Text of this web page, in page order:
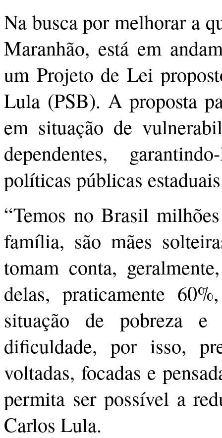
Na busca por melhorar a
Maranhão, está em
um Projeto de Lei
Lula (PSB). A proposta
em situação de
dependentes,
políticas públicas
“Temos no Brasil
família, são mães
tomam conta,
delas, praticamente
situação de pobreza e
dificuldade, por isso,
voltadas, focadas e
permita ser possível a
Carlos Lula.